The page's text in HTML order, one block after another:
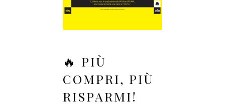
🔥 PIÙ
COMPRI, PIÙ
RISPARMI!